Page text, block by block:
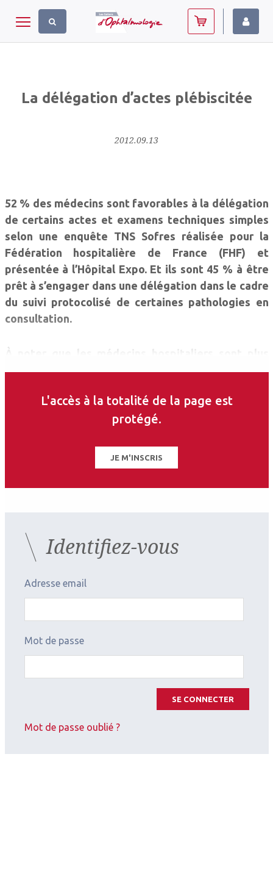
Toggle navigation
La délégation d’actes plébiscitée
2012.09.13
52 % des médecins sont favorables à la délégation
de certains actes et examens techniques simples
selon une enquête TNS Sofres réalisée pour la
Fédération hospitalière de France (FHF) et
présentée à l’Hôpital Expo. Et ils sont 45 % à être
prêt à s’engager dans une délégation dans le cadre
du suivi protocolisé de certaines pathologies en
consultation.
ouverts à ces propositions avec des taux d’opinion
Ces médecins en faveur de la délégation de tâches
plus en plus prégnant, la désertification médicale.
L'accès à la totalité de la page est
protégé.
JE M'INSCRIS
Identifiez-vous
Adresse email
Mot de passe
SE CONNECTER
Mot de passe oublié ?
Panneau de gestion des cookies